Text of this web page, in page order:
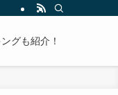
グも紹介！